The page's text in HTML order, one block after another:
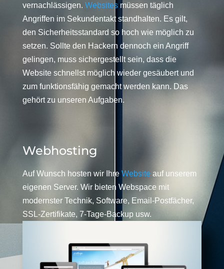
vernachlässigen. Websitesmüssen täglich
Angriffen im Sekundentakt standhalten. Es gilt,
den Sicherheitsstandard so hoch wie möglich zu
setzen. Sollte den Hackern dennoch ein Angriff
gelingen, muss sichergestellt sein, dass die
Website schnellst möglich wieder gesäubert und
zum funktionsfähig gemacht werden kann. Das
gehört zu unseren Aufgaben.
Webhosting
Auf Wunsch hosten wir Ihre Website auf unserem
eigenen Server. Wir bieten Webspace mit
modernster Technik, Software, Email-Postfächer,
SSL-Zertifikate, 7-Tage-Backup usw.